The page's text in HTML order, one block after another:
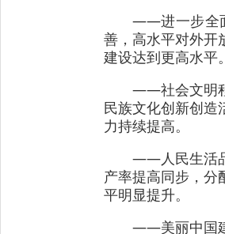
——进一步全
善，高水平对外开
建设达到更高水平。
——社会文明
民族文化创新创造
力持续提高。
——人民生活
产率提高同步，分
平明显提升。
——美丽中国